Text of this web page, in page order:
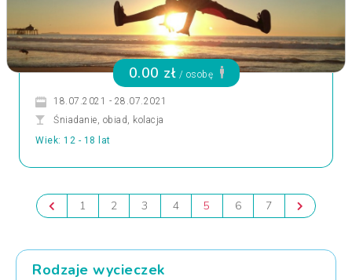
0.00 zł / osobę
18.07.2021 - 28.07.2021
Śniadanie, obiad, kolacja
Wiek: 12 - 18 lat
1 2 3 4 5 6 7
Rodzaje wycieczek